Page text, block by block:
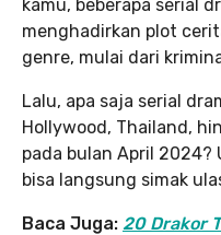
kamu, beberapa serial
menghadirkan plot
genre, mulai dari
Lalu, apa saja serial
Hollywood, Thailand,
pada bulan April 2024?
bisa langsung simak
Baca Juga: 20 Drakor